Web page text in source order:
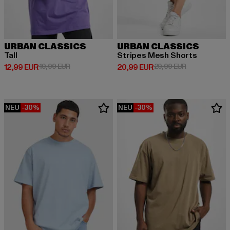
URBAN CLASSICS
Tall
12,99 EUR
Derzeitiger Preis: 12,99 EUR
19,99 EURAktionspreis: 19,99 EUR
URBAN CLASSICS
Stripes Mesh Shorts
20,99 EUR
Derzeitiger Preis: 20,99 EUR
29,99 EURAktionspreis:
NEU -30% NEU -30%